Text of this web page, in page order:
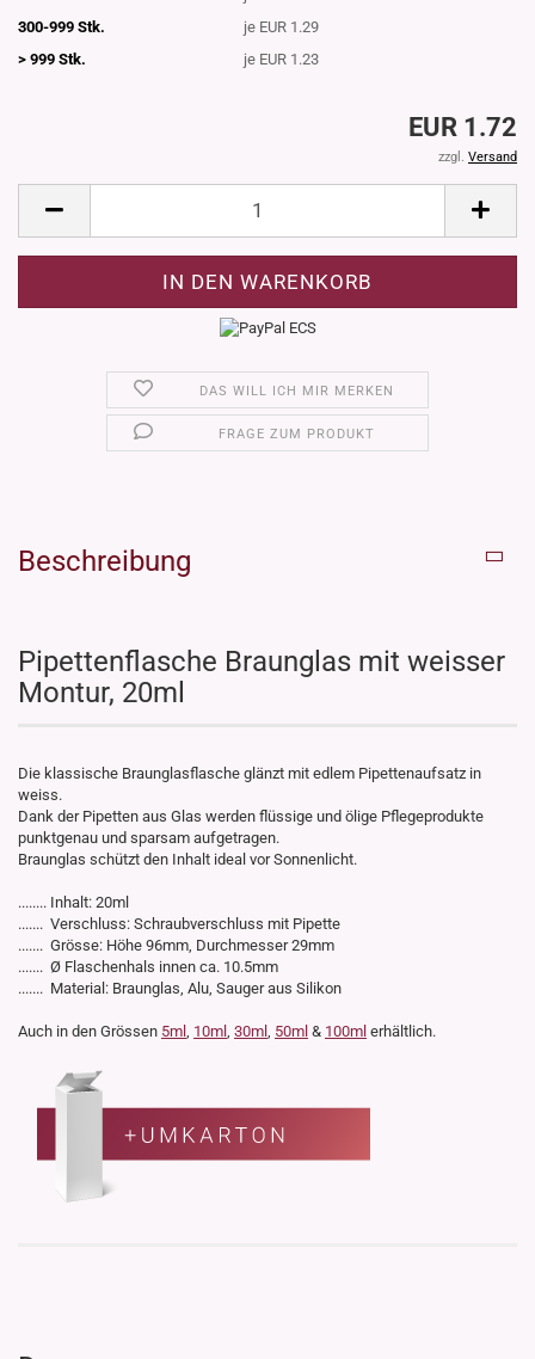
300-999 Stk.
je EUR 1.29
> 999 Stk.
je EUR 1.23
EUR 1.72
zzgl. Versand
DAS WILL ICH MIR MERKEN
FRAGE ZUM PRODUKT
Beschreibung
Pipettenflasche Braunglas mit weisser
Montur, 20ml
Die klassische Braunglasflasche glänzt mit edlem Pipettenaufsatz in
weiss.
Dank der Pipetten aus Glas werden flüssige und ölige Pflegeprodukte
punktgenau und sparsam aufgetragen.
Braunglas schützt den Inhalt ideal vor Sonnenlicht.
........ Inhalt: 20ml
....... Verschluss: Schraubverschluss mit Pipette
....... Grösse: Höhe 96mm, Durchmesser 29mm
....... Ø Flaschenhals innen ca. 10.5mm
....... Material: Braunglas, Alu, Sauger aus Silikon
Auch in den Grössen 5ml , 10ml , 30ml , 50ml & 100ml erhältlich.